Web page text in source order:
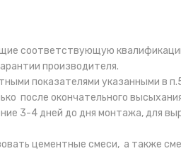
соответствующую
производителя.
показателями указанными в
после окончательного
3-4 дней до дня монтажа, для
цементные смеси, а также